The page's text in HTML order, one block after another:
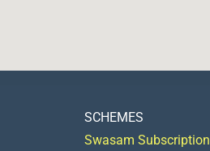
SCHEMES
Swasam Subscription